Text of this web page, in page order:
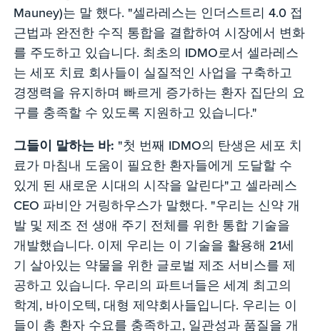
Mauney)는 말 했다. "셀라레스는 인더스트리 4.0 접
근법과 완전한 수직 통합을 결합하여 시장에서 변화
를 주도하고 있습니다. 최초의 IDMO로서 셀라레스
는 세포 치료 회사들이 실질적인 사업을 구축하고
경쟁력을 유지하며 빠르게 증가하는 환자 집단의 요
구를 충족할 수 있도록 지원하고 있습니다."
그들이 말하는 바: "첫 번째 IDMO의 탄생은 세포 치
료가 마침내 도움이 필요한 환자들에게 도달할 수
있게 된 새로운 시대의 시작을 알린다"고 셀라레스
CEO 파비안 거링하우스가 말했다. "우리는 신약 개
발 및 제조 전 생애 주기 전체를 위한 통합 기술을
개발했습니다. 이제 우리는 이 기술을 활용해 21세
기 살아있는 약물을 위한 글로벌 제조 서비스를 제
공하고 있습니다. 우리의 파트너들은 세계 최고의
학계, 바이오텍, 대형 제약회사들입니다. 우리는 이
들이 총 환자 수요를 충족하고, 일관성과 품질을 개